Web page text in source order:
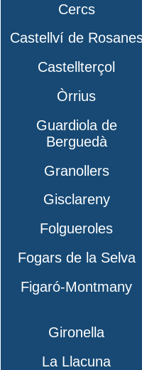
Cercs
Castellví de
Castellterçol
Òrrius
Guardiola de
Berguedà
Granollers
Gisclareny
Folgueroles
Fogars de la Selva
Figaró-Montmany
Gironella
La Llacuna